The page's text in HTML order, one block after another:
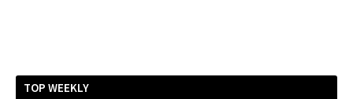
TOP WEEKLY